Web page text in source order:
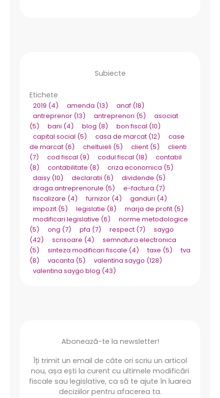
Subiecte
Etichete
2019 (4) amenda (13) anaf(18)
antreprenor(13) antreprenori (5)
asociat
(5)
bani (4) blog (8) bon fiscal (10)
capital social (5) casa de marcat(12)
case
de marcat (6) cheltuieli (5) client (5)
clienti
(7)
cod fiscal (9) codul fiscal (18)
contabil
(8)
contabilitate (8) criza economica (5)
daisy(10) declaratii (6) dividende (5)
draga antreprenorule (5) e-factura (7)
fiscalizare (4) furnizor(4) ganduri (4)
impozit(5) legislatie (8) marja de profit(5)
modificari legislative (6)
norme metodologice
(5)
ong (7) pfa (7) respect (7)
saygo
(42)
scrisoare (4)
semnatura electronica
(5)
sinteza modificari fiscale (4) taxe (5)
tva
(8)
vacanta (5) valentina saygo (128)
valentina saygo blog (43)
Abonează-te la newsletter!
Îți trimit un email de câte ori scriu un articol
nou, așa ești la curent cu ultimele modificări
fiscale sau legislative, ca să te ajute în luarea
deciziilor pentru afacerea ta.